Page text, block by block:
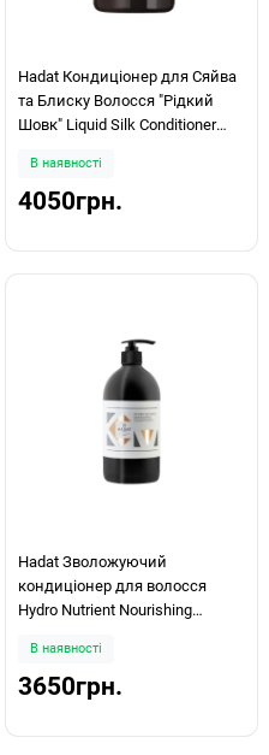
Hadat Кондиціонер для Сяйва
та Блиску Волосся "Рідкий
Шовк" Liquid Silk Conditioner
В наявності
4050грн.
Hadat Зволожуючий
кондиціонер для волосся
Hydro Nutrient Nourishing
В наявності
3650грн.